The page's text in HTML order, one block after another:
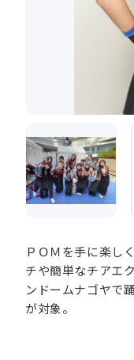
ＰＯＭを手に楽し
チや簡単なチアエ
ンドームナゴヤで
が対象。